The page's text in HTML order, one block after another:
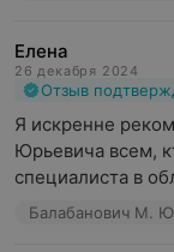
Елена
26 декабря 2024
Отзыв
Я искренне
Юрьевича всем,
специалиста в
Балабанович М.